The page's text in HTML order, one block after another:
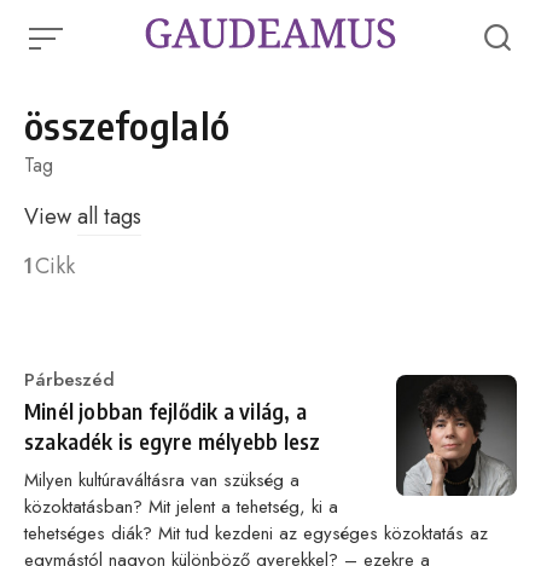
összefoglaló
Tag
Viewall tags
1Cikk
Category
Párbeszéd
Minél jobban fejlődik a világ, a
szakadék is egyre mélyebb lesz
Milyen kultúraváltásra van szükség a
közoktatásban? Mit jelent a tehetség, ki a
tehetséges diák? Mit tud kezdeni az egységes közoktatás az
egymástól nagyon különböző gyerekkel? – ezekre a